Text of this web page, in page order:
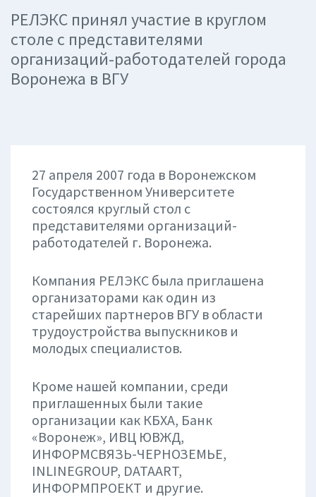
РЕЛЭКС принял участие в круглом
столе с представителями
организаций-работодателей города
Воронежа в ВГУ
27 апреля 2007 года в Воронежском
Государственном Университете
состоялся круглый стол с
представителями организаций-
работодателей г. Воронежа.
Компания РЕЛЭКС была приглашена
организаторами как один из
старейших партнеров ВГУ в области
трудоустройства выпускников и
молодых специалистов.
Кроме нашей компании, среди
приглашенных были такие
организации как КБХА, Банк
«Воронеж», ИВЦ ЮВЖД,
ИНФОРМСВЯЗЬ-ЧЕРНОЗЕМЬЕ,
INLINEGROUP, DATAART,
ИНФОРМПРОЕКТ и другие.